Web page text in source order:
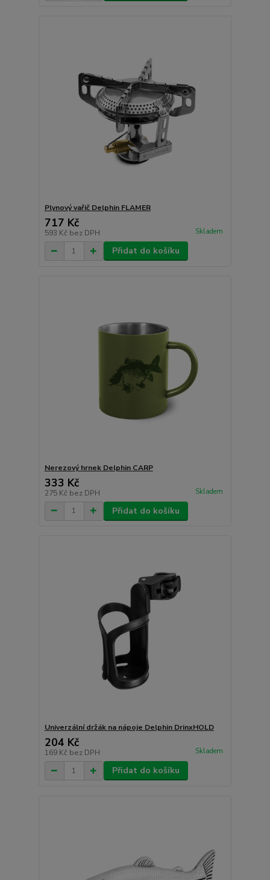
Plynový vařič Delphin FLAMER
717 Kč
593 Kč bez DPH Skladem
Přidat do košíku
Nerezový hrnek Delphin CARP
333 Kč
275 Kč bez DPH Skladem
Přidat do košíku
Univerzální držák na nápoje Delphin DrinxHOLD
204 Kč
169 Kč bez DPH Skladem
Přidat do košíku